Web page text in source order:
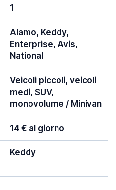
1
Alamo, Keddy,
Enterprise, Avis,
National
Veicoli piccoli, veicoli
medi, SUV,
monovolume / Minivan
14 € al giorno
Keddy